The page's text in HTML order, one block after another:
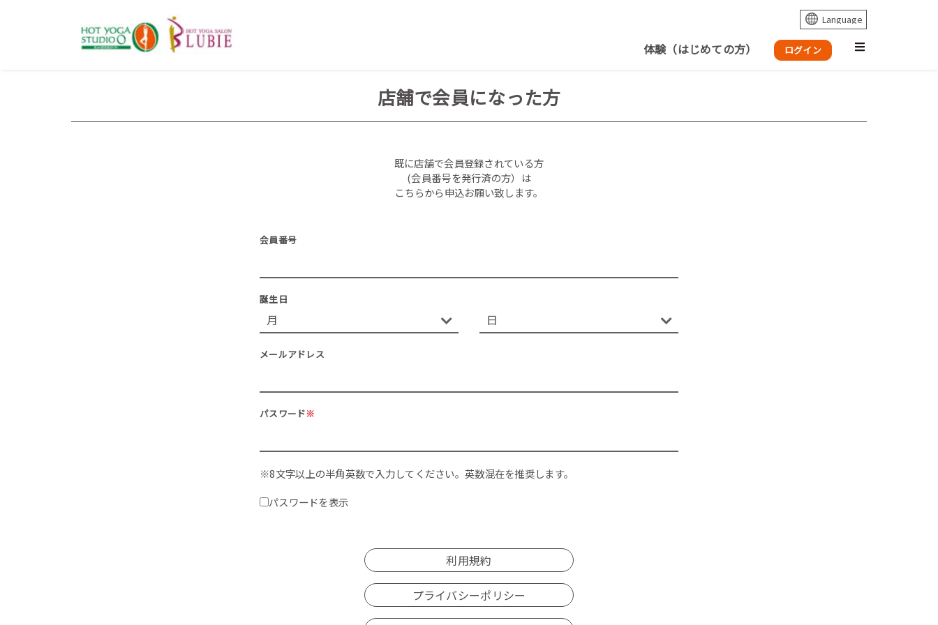
体験（はじめての方） ログイン
店舗で会員になった方
既に店舗で会員登録されている方
(会員番号を発行済の方）は
こちらから申込お願い致します。
会員番号
誕生日
メールアドレス
パスワード※
※8文字以上の半角英数で入力してください。英数混在を推奨します。
パスワードを表示
利用規約
プライバシーポリシー